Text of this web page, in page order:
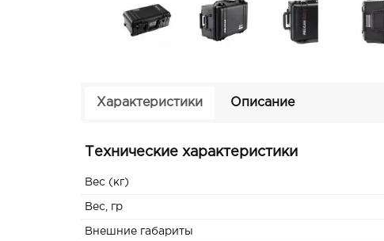
Характеристики Описание
Технические характеристики
Вес (кг)
Вес, гр
Внешние габариты